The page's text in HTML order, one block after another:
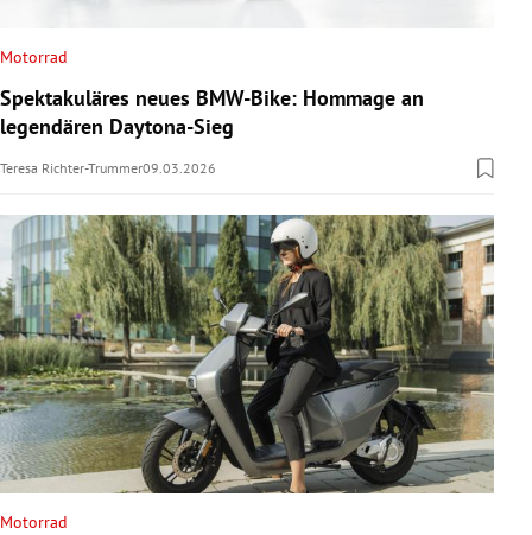
Motorrad
Spektakuläres neues BMW-Bike: Hommage an
legendären Daytona-Sieg
Teresa Richter-Trummer09.03.2026
Motorrad